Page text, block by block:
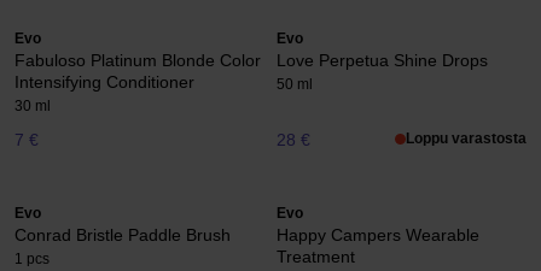
Evo
Fabuloso Platinum Blonde Color
Intensifying Conditioner
30 ml
7 €
Evo
Love Perpetua Shine Drops
50 ml
28 € Loppu varastosta
Evo
Conrad Bristle Paddle Brush
1 pcs
Evo
Happy Campers Wearable
Treatment